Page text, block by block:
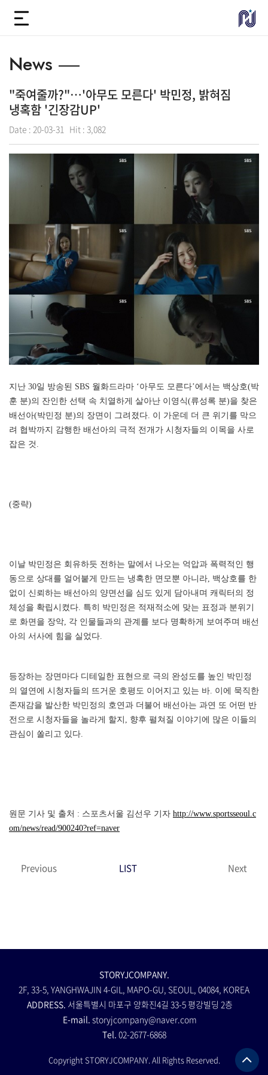
News
"죽여줄까?"…'아무도 모른다' 박민정, 밝혀짐
냉혹함 '긴장감UP'
Date : 20-03-31 Hit : 3,082
지난 30일 방송된 SBS 월화드라마 ‘아무도 모른다’에서는 백상호(박
훈 분)의 잔인한 선택 속 치열하게 살아난 이영식(류성록 분)을 찾은
배선아(박민정 분)의 장면이 그려졌다. 이 가운데 더 큰 위기를 막으
려 협박까지 감행한 배선아의 극적 전개가 시청자들의 이목을 사로
잡은 것.
(중략)
이날 박민정은 회유하듯 전하는 말에서 나오는 억압과 폭력적인 행
동으로 상대를 얼어붙게 만드는 냉혹한 면모뿐 아니라, 백상호를 한
없이 신뢰하는 배선아의 양면선을 심도 있게 담아내며 캐릭터의 정
체성을 확립시켰다. 특히 박민정은 적재적소에 맞는 표정과 분위기
로 화면을 장악, 각 인물들과의 관계를 보다 명확하게 보여주며 배선
아의 서사에 힘을 실었다.
등장하는 장면마다 디테일한 표현으로 극의 완성도를 높인 박민정
의 열연에 시청자들의 뜨거운 호평도 이어지고 있는 바. 이에 묵직한
존재감을 발산한 박민정의 호연과 더불어 배선아는 과연 또 어떤 반
전으로 시청자들을 놀라게 할지, 향후 펼쳐질 이야기에 많은 이들의
관심이 쏠리고 있다.
원문 기사 및 출처 : 스포츠서울 김선우 기자 http://www.sportsseoul.c
om/news/read/900240?ref=naver
Previous LIST Next
STORYJCOMPANY.
2F, 33-5, YANGHWAJIN 4-GIL, MAPO-GU, SEOUL, 04084, KOREA
ADDRESS. 서울특별시 마포구 양화진4길 33-5 평강빌딩 2층
E-mail. storyjcompany@naver.com
Tel. 02-2677-6868
Copyright STORYJCOMPANY. All Rights Reserved.